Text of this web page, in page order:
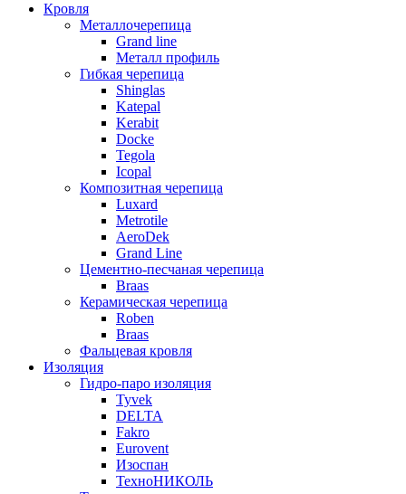
Кровля
Металлочерепица
Grand line
Металл профиль
Гибкая черепица
Shinglas
Katepal
Kerabit
Docke
Tegola
Icopal
Композитная черепица
Luxard
Metrotile
AeroDek
Grand Line
Цементно-песчаная черепица
Braas
Керамическая черепица
Roben
Braas
Фальцевая кровля
Изоляция
Гидро-паро изоляция
Tyvek
DELTA
Fakro
Eurovent
Изоспан
ТехноНИКОЛЬ